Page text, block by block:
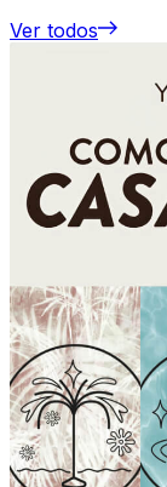
Ver todos